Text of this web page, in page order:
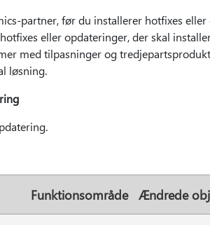
partner, før du installerer hotfixes
eller opdateringer, der skal
med tilpasninger og
løsning.
Funktionsområde Ændrede